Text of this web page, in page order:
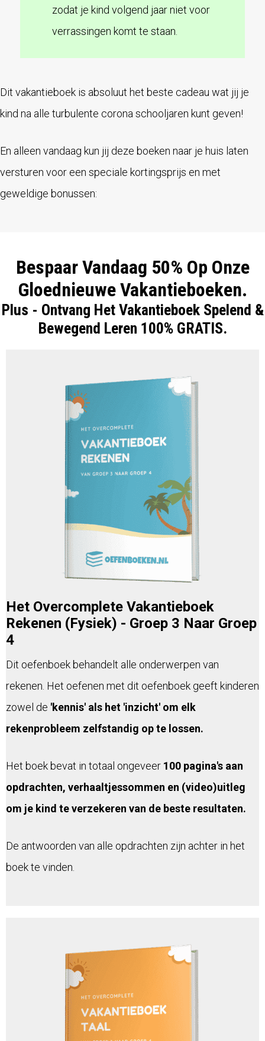
zodat je kind volgend jaar niet voor
verrassingen komt te staan.
Dit vakantieboek is absoluut het beste cadeau wat jij je
kind na alle turbulente corona schooljaren kunt geven!
En alleen vandaag kun jij deze boeken naar je huis laten
versturen voor een speciale kortingsprijs en met
geweldige bonussen:
Bespaar Vandaag 50% Op Onze
Gloednieuwe Vakantieboeken.
Plus - Ontvang Het Vakantieboek Spelend &
Bewegend Leren 100% GRATIS.
Het Overcomplete Vakantieboek
Rekenen (Fysiek) - Groep 3 Naar Groep
4
Dit oefenboek behandelt alle onderwerpen van
rekenen. Het oefenen met dit oefenboek geeft kinderen
zowel de 'kennis' als het 'inzicht' om elk
rekenprobleem zelfstandig op te lossen.
Het boek bevat in totaal ongeveer 100 pagina's aan
opdrachten, verhaaltjessommen en (video)uitleg
om je kind te verzekeren van de beste resultaten.
De antwoorden van alle opdrachten zijn achter in het
boek te vinden.